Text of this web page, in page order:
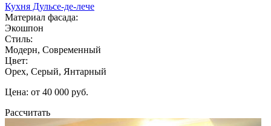
Кухня Дульсе-де-лече
Материал фасада:
Экошпон
Стиль:
Модерн, Современный
Цвет:
Орех, Серый, Янтарный
Цена: от 40 000 руб.
Рассчитать